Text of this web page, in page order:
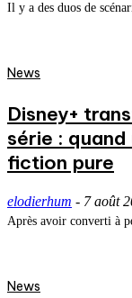
Il y a des duos de
News
Disney+
série :
fiction pure
elodierhum - 7 août
Après avoir converti à
News